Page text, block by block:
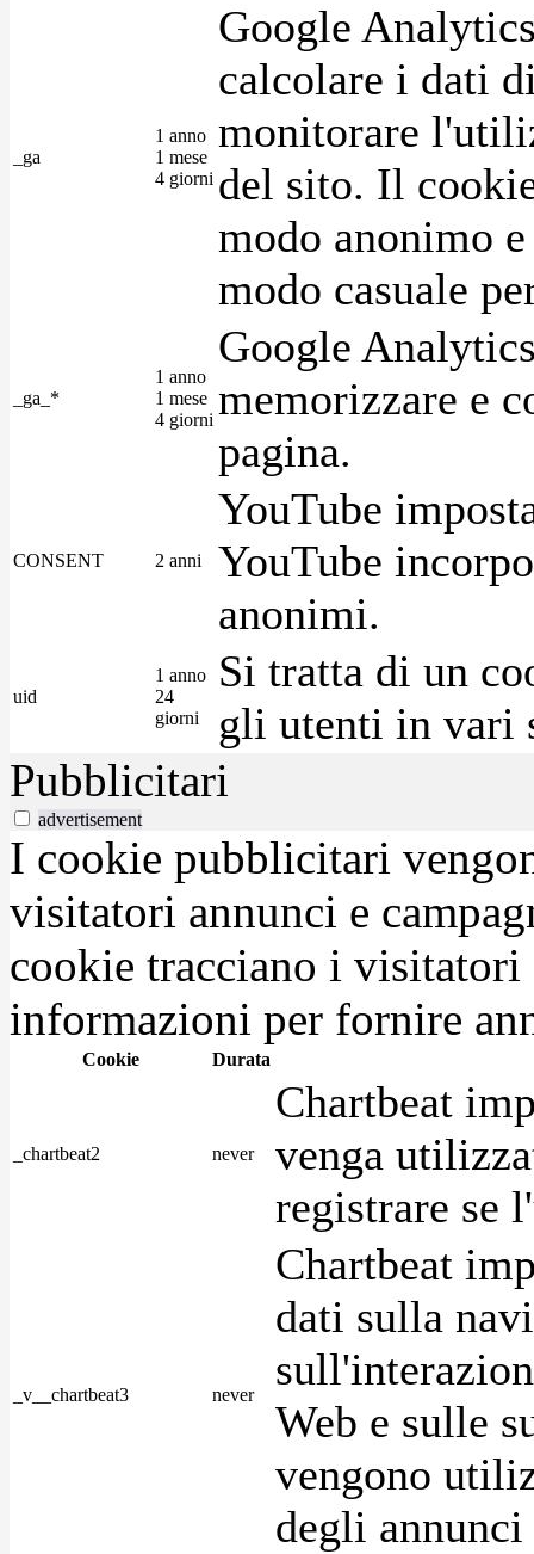
_ga
1 anno
1 mese
4 giorni
Google
calcolare i dati
monitorare
del sito. Il
modo anonimo
modo casuale
_ga_*
1 anno
1 mese
4 giorni
Google
memorizzare e
pagina.
CONSENT 2 anni
YouTube
YouTube
anonimi.
uid
1 anno
24
giorni
Si tratta di un
gli utenti in vari
Pubblicitari
advertisement
I cookie pubblicitari
visitatori annunci e
cookie tracciano i visitatori
informazioni per fornire
Cookie Durata
_chartbeat2 never
Chartbeat
venga
registrare se
_v__chartbeat3 never
Chartbeat
dati sulla
Web e sulle
vengono
degli